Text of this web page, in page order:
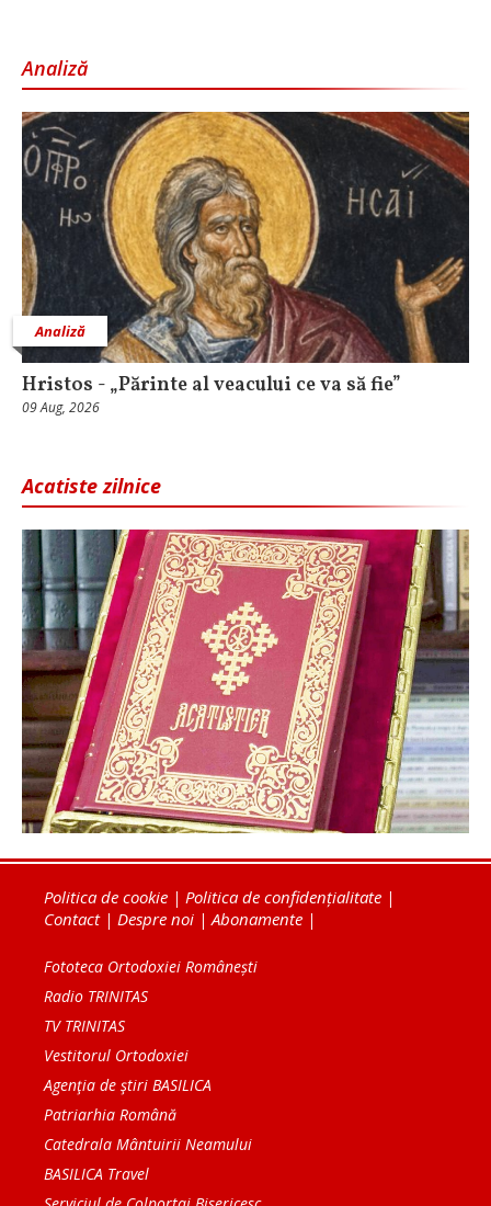
Analiză
Analiză
Hristos - „Părinte al veacului ce va să fie”
09 Aug, 2026
Acatiste zilnice
Politica de cookie | Politica de confidențialitate |
Contact| Despre noi |Abonamente |
Fototeca Ortodoxiei Românești
Radio TRINITAS
TV TRINITAS
Vestitorul Ortodoxiei
Agenţia de ştiri BASILICA
Patriarhia Română
Catedrala Mântuirii Neamului
BASILICA Travel